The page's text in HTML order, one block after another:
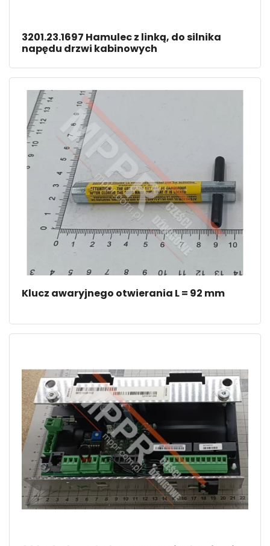
3201.23.1697 Hamulec z linką, do silnika
napędu drzwi kabinowych
Klucz awaryjnego otwierania L = 92 mm